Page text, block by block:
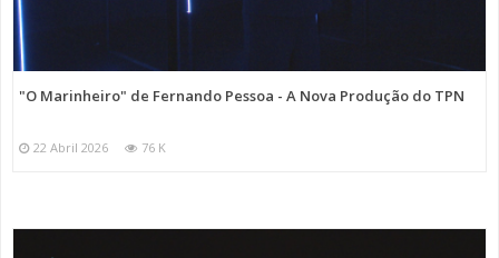
"O Marinheiro" de Fernando Pessoa - A Nova Produção do TPN
22 Abril 2026 76 K